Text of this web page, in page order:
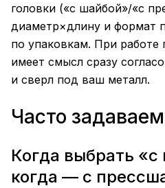
головки («с шайбой»/«с
диаметр×длину и формат
по упаковкам. При работе
имеет смысл сразу
и сверл под ваш металл.
Часто
Когда выбрать
когда — с